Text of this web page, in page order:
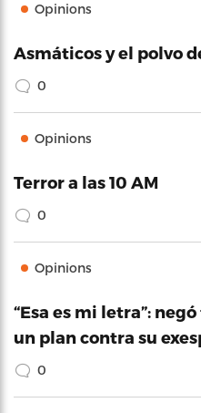
Opinions
Asmáticos y el polvo
0
Opinions
Terror a las 10 AM
0
Opinions
“Esa es mi letra”:
un plan contra su
0